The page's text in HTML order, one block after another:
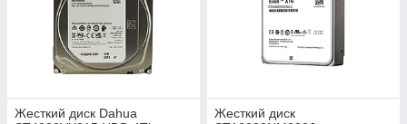
Жесткий диск Dahua
Жесткий диск